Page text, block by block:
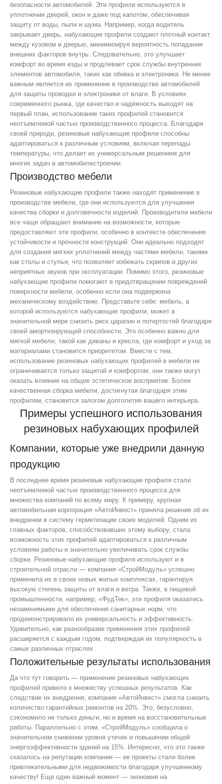
безопасности автомобилей. Эти профили используются в
уплотнении дверей, окон и даже под капотом, обеспечивая
защиту от воды, пыли и шума. Например, когда водитель
закрывает дверь, набухающие профили создают плотный контакт
между кузовом и дверью, минимизируя вероятность попадания
внешних факторов внутрь. Следовательно, это улучшает
комфорт во время езды и продлевает срок службы внутренних
элементов автомобиля, таких как обивка и электроника. Не менее
важным является их применение в производстве автомобилей
для защиты проводки и электроники от влаги. В условиях
современного рынка, где качество и надёжность выходят на
первый план, использование таких профилей становится
неотъемлемой частью производственного процесса. Благодаря
своей природе, резиновые набухающие профили способны
адаптироваться к различным условиям, включая перепады
температуры, что делает их универсальным решением для
многих задач в автомобилестроении.
Производство мебели
Резиновые набухающие профили также находят применение в
производстве мебели, где они используются для улучшения
качества сборки и долговечности изделий. Производители мебели
все чаще обращают внимание на возможности, которые
предоставляют эти профили, особенно в контексте обеспечения
устойчивости и прочности конструкций. Они идеально подходят
для создания мягких уплотнений между частями мебели, такими
как столы и стулья, что позволяет избежать скрипов и других
неприятных звуков при эксплуатации. Помимо этого, резиновые
набухающие профили помогают в предотвращении повреждений
поверхности мебели, особенно если она подвержена
механическому воздействию. Представьте себе: мебель, в
которой используются набухающие профили, может в
значительной мере снизить риск царапин и потертостей благодаря
своей амортизирующей способности. Это особенно важно для
мягкой мебели, такой как диваны и кресла, где комфорт и уход за
материалами становится приоритетом. Вместе с тем,
использование резиновых набухающих профилей в мебели не
ограничивается только защитой и комфортом; они также могут
оказать влияние на общее эстетическое восприятие. Более
качественная сборка мебели, достигнутая благодаря этим
профилям, становится залогом долголетия вашего интерьера.
Примеры успешного использования
резиновых набухающих профилей
Компании, которые уже внедрили данную
продукцию
В последнее время резиновые набухающие профиля стали
неотъемлемой частью производственного процесса для
множества компаний по всему миру. К примеру, крупная
автомобильная корпорация «АвтоИнвест» приняла решение об их
внедрении в систему герметизации своих моделей. Одним из
главных факторов, способствовавших этому выбору, стала
возможность этих профилей адаптироваться к различным
условиям работы и значительно увеличивать срок службы
сборки. Резиновые набухающие профиля используют и в
строительной отрасли — компания «СтройМодуль» успешно
применила их в своих новых жилых комплексах, гарантируя
высокую степень защиты от влаги и ветра. Также, в пищевой
промышленности, например, «ФудТек», эти профиля оказались
незаменимыми для обеспечения санитарных норм, что
продемонстрировало их универсальность и эффективность.
Удивительно, как разнообразие применения этих профилей
расширяется с каждым годом, подтверждая их популярность в
самых различных отраслях.
Положительные результаты использования
Да что тут говорить — применение резиновых набухающих
профилей привело к множеству успешных результатов. Как
следствие их внедрения, компания «АвтоИнвест» смогла снизить
количество гарантийных ремонтов на 20%. Это, безусловно,
сэкономило не только деньги, но и время на восстановительные
работы. Параллельно с этим, «СтройМодуль» сообщила о
значительном снижении уровня утечек и повышении общей
энергоэффективности зданий на 15%. Интересно, что это также
сказалось на репутации компании — ее проекты стали более
привлекательными для недвижимости благодаря улучшенному
качеству! Еще один важный момент — экономия на